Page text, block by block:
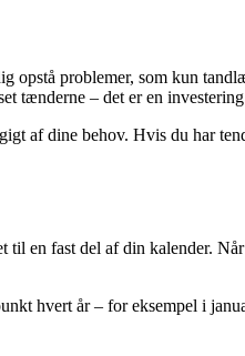
opstå problemer, som kun
tænderne – det er en
af dine behov. Hvis du har
en fast del af din kalender.
hvert år – for eksempel i